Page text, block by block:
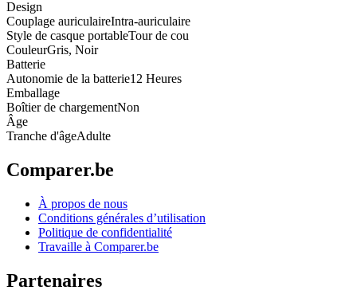
Design
Couplage auriculaireIntra-auriculaire
Style de casque portableTour de cou
CouleurGris, Noir
Batterie
Autonomie de la batterie12 Heures
Emballage
Boîtier de chargementNon
Âge
Tranche d'âgeAdulte
Comparer.be
À propos de nous
Conditions générales d’utilisation
Politique de confidentialité
Travaille à Comparer.be
Partenaires